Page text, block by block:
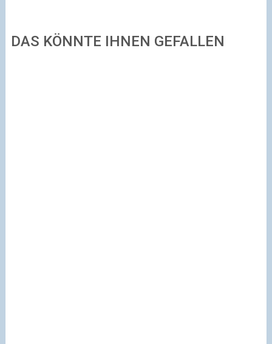
DAS KÖNNTE IHNEN GEFALLEN